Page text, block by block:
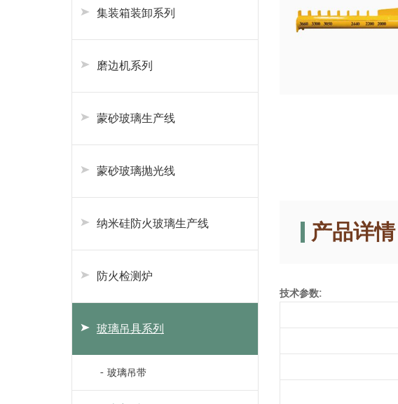
集装箱装卸系列
磨边机系列
蒙砂玻璃生产线
蒙砂玻璃抛光线
纳米硅防火玻璃生产线
防火检测炉
玻璃吊具系列
玻璃吊带
产品详情
技术参数: